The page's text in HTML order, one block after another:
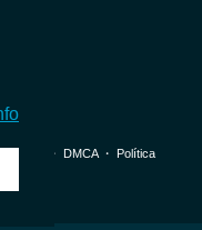
・ DMCA・ Política